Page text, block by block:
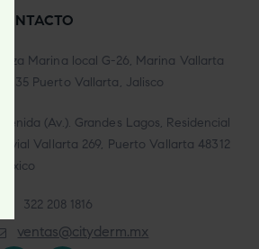
CONTACTO
Plaza Marina local G-26, Marina Vallarta
48335 Puerto Vallarta, Jalisco
Avenida (Av.). Grandes Lagos, Residencial
Fluvial Vallarta 269, Puerto Vallarta 48312
México
322 208 1816
ventas@cityderm.mx